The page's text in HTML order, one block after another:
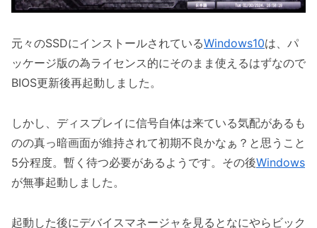
元々のSSDにインストールされているWindows10は、パ
ッケージ版の為ライセンス的にそのまま使えるはずなので
BIOS更新後再起動しました。
しかし、ディスプレイに信号自体は来ている気配があるも
のの真っ暗画面が維持されて初期不良かなぁ？と思うこと
5分程度。暫く待つ必要があるようです。その後Windows
が無事起動しました。
起動した後にデバイスマネージャを見るとなにやらビック